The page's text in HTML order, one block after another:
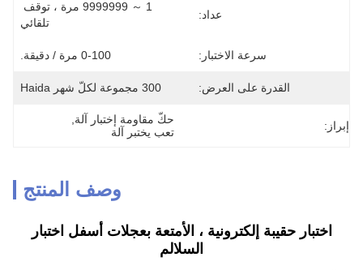
عداد:
تلقائي
سرعة الاختبار: 0-100 مرة / دقيقة.
القدرة على العرض: 300 مجموعة لكلّ شهر Haida
إبراز: حكّ مقاومة إختبار آلة
تعب يختبر آلة
وصف المنتج
اختبار حقيبة إلكترونية ، الأمتعة بعجلات أسفل اختبار
السلالم